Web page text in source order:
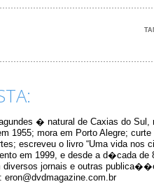
� natural de Caxias do Sul,
1955; mora em Porto Alegre;
escreveu o livro “Uma vida nos
em 1999, e desde a d�cada de
diversos jornais e outras
eron@dvdmagazine.com.br